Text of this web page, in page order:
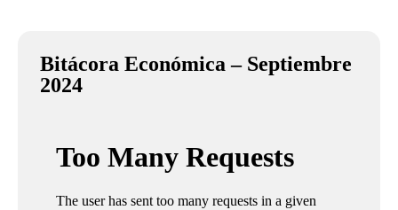
Bitácora Económica – Septiembre
2024